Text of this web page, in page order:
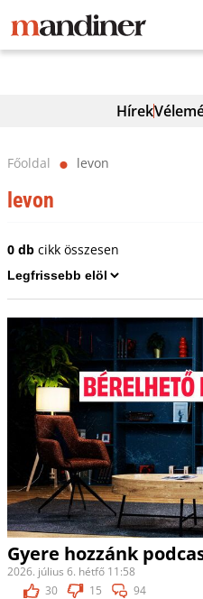
Hírek
Főoldal ⬤ levon
levon
0 dbcikk összesen
Gyere hozzánk
2026. július 6. hétfő 11:58
30
15 94